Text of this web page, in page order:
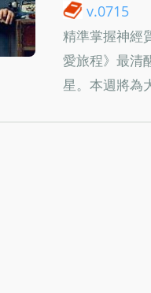
v.0715
精準掌握神經
愛旅程》最清
星。本週將為